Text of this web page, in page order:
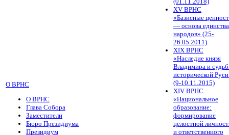
О ВРНС
О ВРНС
Глава Собора
Заместители
Бюро Президиума
Президиум
XV ВРНС
«Базисные
— основа единства
народов» (25-
26.05.2011)
XIX ВРНС
«Наследие князя
Владимира и
исторической
(9-10.11.2015)
XIV ВРНС
«Национальное
образование:
формирование
целостной
и ответственного